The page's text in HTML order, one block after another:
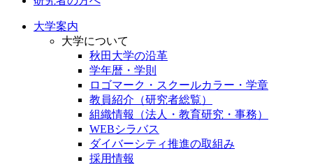
大学案内
大学について
秋田大学の沿革
学年暦・学則
ロゴマーク・スクールカラー・学章
教員紹介（研究者総覧）
組織情報（法人・教育研究・事務）
WEBシラバス
ダイバーシティ推進の取組み
採用情報